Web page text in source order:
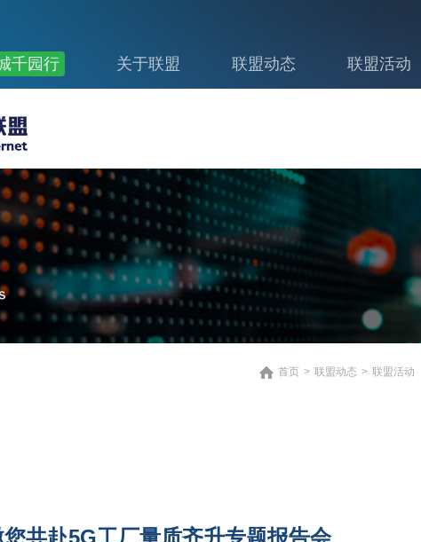
千园行 关于联盟 联盟动态 联盟活动
首页 > 联盟动态 > 联盟活动
共赴5G工厂量质齐升专题报告会